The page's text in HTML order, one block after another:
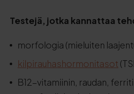
Testejä, jotka kannattaa
morfologia (mieluiten
kilpirauhashormonitasot
B12-vitamiinin, raudan,